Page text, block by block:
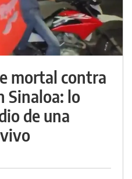
mortal contra
Sinaloa: lo
de una